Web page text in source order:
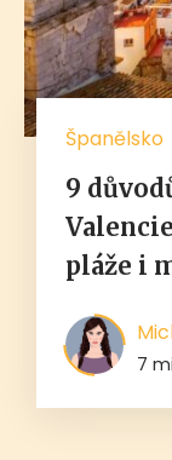
Španělsko
9
pláže i
7